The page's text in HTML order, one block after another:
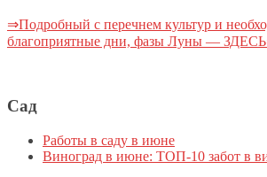
⇒Подробный с перечнем культур и
благоприятные дни, фазы Луны —
Сад
Работы в саду в июне
Виноград в июне: ТОП-10 забот в